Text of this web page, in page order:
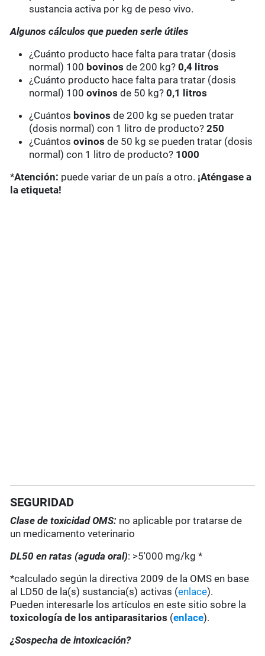
sustancia activa por kg de peso vivo.
Algunos cálculos que pueden serle útiles
¿Cuánto producto hace falta para tratar (dosis
normal) 100 bovinos de 200 kg? 0,4 litros
¿Cuánto producto hace falta para tratar (dosis
normal) 100ovinos de 50 kg? 0,1 litros
¿Cuántos bovinos de 200 kg se pueden tratar
(dosis normal) con 1 litro de producto?250
¿Cuántosovinos de 50 kg se pueden tratar (dosis
normal) con 1 litro de producto? 1000
*Atención: puede variar de un país a otro. ¡Aténgase a
la etiqueta!
SEGURIDAD
Clase de toxicidad OMS: no aplicable por tratarse de
un medicamento veterinario
DL50 en ratas (aguda oral): >5'000 mg/kg *
*calculado según la directiva 2009 de la OMS en base
al LD50 de la(s) sustancia(s) activas (enlace).
Pueden interesarle los artículos en este sitio sobre la
toxicología de los antiparasitarios (enlace).
¿Sospecha de intoxicación?